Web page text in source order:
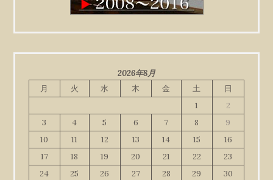
2026年8月
月
火 水 木 金 土
日
1
2
3
4 5 6 7 8
9
10
11 12 13 14 15
16
17
18 19 20 21 22
23
24
25 26 27 28 29
30